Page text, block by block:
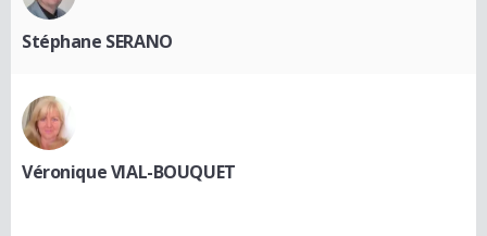
Stéphane SERANO
Véronique VIAL-BOUQUET